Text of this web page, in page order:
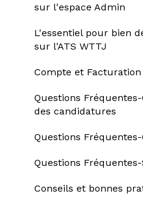
sur l'espace Admin
L'essentiel pour bien
sur l'ATS WTTJ
Compte et Facturation
Questions
des candidatures
Questions
Questions
Conseils et bonnes